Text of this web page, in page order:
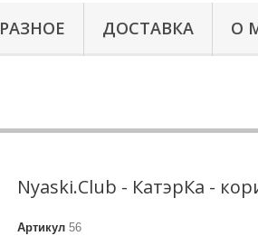
РАЗНОЕ ДОСТАВКА О
Nyaski.Club - КатэрКа -
Артикул 56